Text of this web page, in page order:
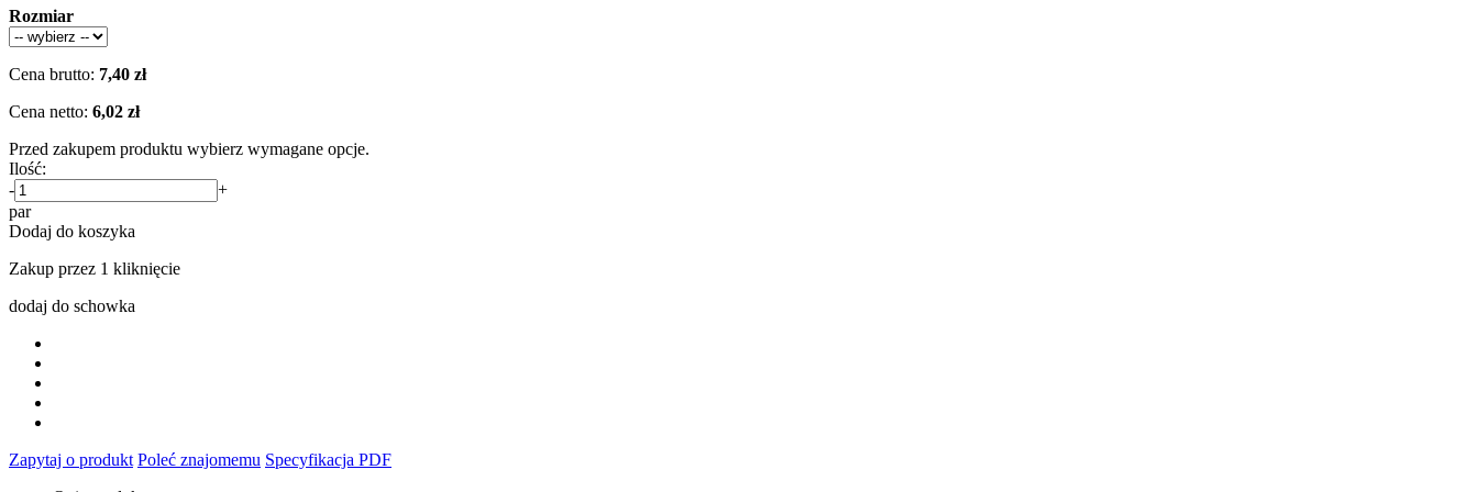
Rozmiar
Cena brutto: 7,40 zł
Cena netto: 6,02 zł
Przed zakupem produktu wybierz wymagane opcje.
Ilość:
-
+
par
Dodaj do koszyka
Zakup przez 1 kliknięcie
dodaj do schowka
Zapytaj o produkt Poleć znajomemu Specyfikacja PDF